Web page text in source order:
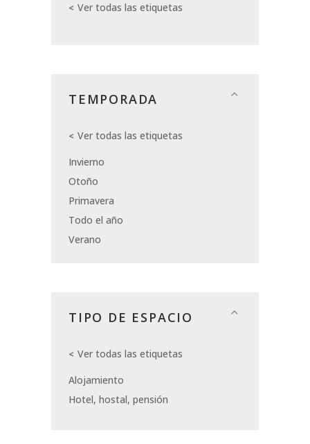
Ver todas las etiquetas
TEMPORADA
Ver todas las etiquetas
Invierno
Otoño
Primavera
Todo el año
Verano
TIPO DE ESPACIO
Ver todas las etiquetas
Alojamiento
Hotel, hostal, pensión